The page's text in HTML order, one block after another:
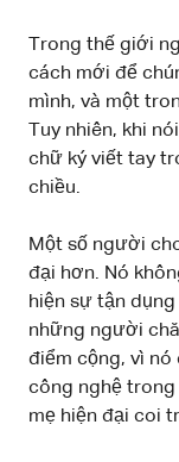
Trong thế giới
cách mới để
mình, và một
Tuy nhiên, khi
chữ ký viết tay
chiều.
Một số người
đại hơn. Nó
hiện sự tận
những người
điểm cộng, vì nó
công nghệ trong
mẹ hiện đại coi